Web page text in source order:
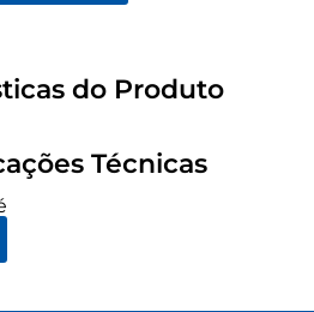
do Produto
Técnicas